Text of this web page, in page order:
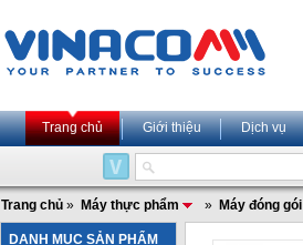
Trang chủ Giới thiệu Dịch vụ
Trang chủ » Máy thực phẩm » Máy đóng gói
DANH MỤC SẢN PHẨM